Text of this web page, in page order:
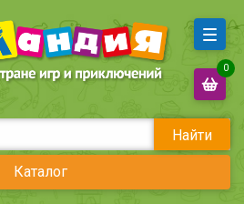
Найти
Каталог
0